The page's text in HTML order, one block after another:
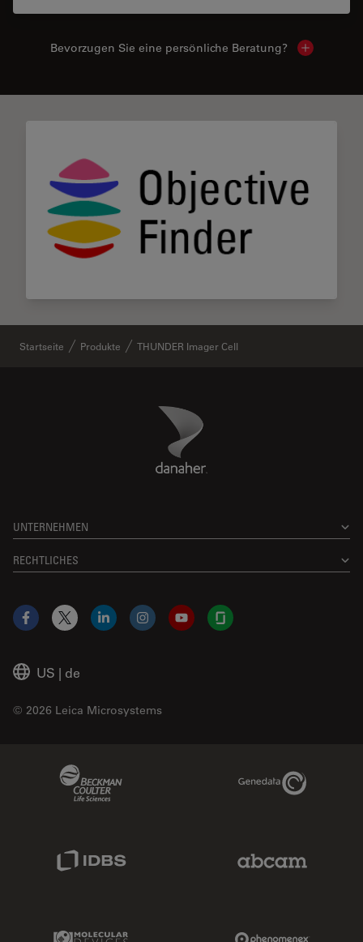
Bevorzugen Sie eine persönliche Beratung? Show
Startseite Produkte THUNDER Imager Cell
Danaher Logo
UNTERNEHMEN
RECHTLICHES
US | de
© 2026 Leica Microsystems
Facebook
X LinkedInInstagramYouTubeGlassdoor
Genedata Link
Molecular Devices Link